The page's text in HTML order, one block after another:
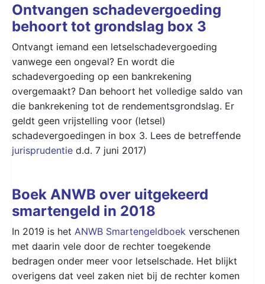
Ontvangen schadevergoeding
behoort tot grondslag box 3
Ontvangt iemand een letselschadevergoeding
vanwege een ongeval? En wordt die
schadevergoeding op een bankrekening
overgemaakt? Dan behoort het volledige saldo van
die bankrekening tot de rendementsgrondslag. Er
geldt geen vrijstelling voor (letsel)
schadevergoedingen in box 3. Lees de betreffende
jurisprudentie d.d. 7 juni 2017)
Boek ANWB over uitgekeerd
smartengeld in 2018
In 2019 is het ANWB Smartengeldboek verschenen
met daarin vele door de rechter toegekende
bedragen onder meer voor letselschade. Het blijkt
overigens dat veel zaken niet bij de rechter komen